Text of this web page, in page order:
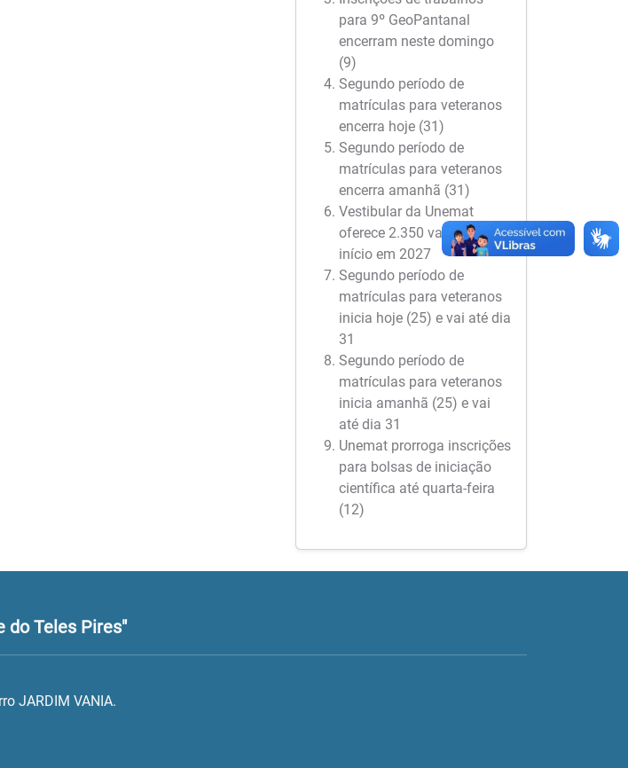
para 9º GeoPantanal
encerram neste domingo
(9)
Segundo período de
matrículas para veteranos
encerra hoje (31)
Segundo período de
matrículas para veteranos
encerra amanhã (31)
Vestibular da Unemat
oferece 2.350 vagas para
início em 2027
Segundo período de
matrículas para veteranos
inicia hoje (25) e vai até dia
31
Segundo período de
matrículas para veteranos
inicia amanhã (25) e vai
até dia 31
Unemat prorroga inscrições
para bolsas de iniciação
científica até quarta-feira
(12)
do Teles Pires"
JARDIM VANIA.